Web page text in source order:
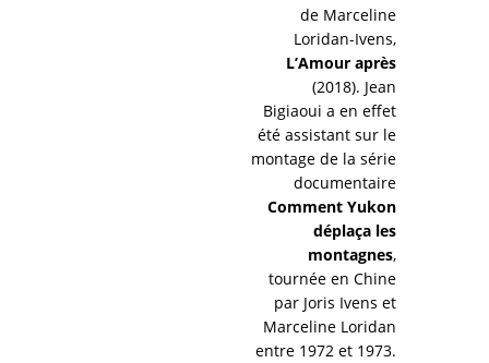
de Marceline
Loridan-Ivens,
L’Amour après
(2018). Jean
Bigiaoui a en effet
été assistant sur le
montage de la série
documentaire
Comment Yukon
déplaça les
montagnes,
tournée en Chine
par Joris Ivens et
Marceline Loridan
entre 1972 et 1973.